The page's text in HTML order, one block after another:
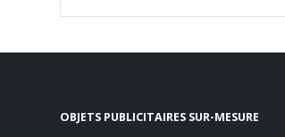
OBJETS PUBLICITAIRES SUR-MESURE